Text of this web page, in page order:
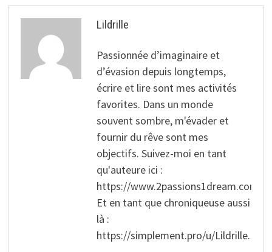
Lildrille
Passionnée d’imaginaire et
d’évasion depuis longtemps,
écrire et lire sont mes activités
favorites. Dans un monde
souvent sombre, m'évader et
fournir du rêve sont mes
objectifs. Suivez-moi en tant
qu'auteure ici :
https://www.2passions1dream.com/.
Et en tant que chroniqueuse aussi
là :
https://simplement.pro/u/Lildrille.